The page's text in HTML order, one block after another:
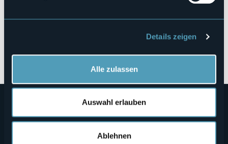
Details zeigen
Alle zulassen
Auswahl erlauben
Ablehnen